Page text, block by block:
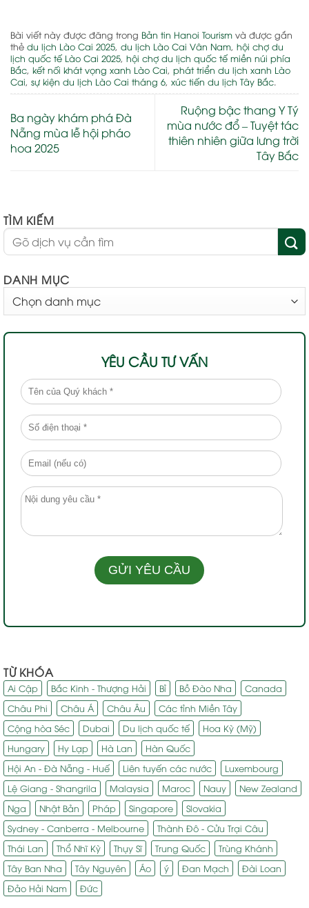
Bài viết này được đăng trong Bản tin Hanoi Tourism và được gắn
thẻ du lịch Lào Cai 2025, du lịch Lào Cai Vân Nam, hội chợ du
lịch quốc tế Lào Cai 2025, hội chợ du lịch quốc tế miền núi phía
Bắc, kết nối khát vọng xanh Lào Cai, phát triển du lịch xanh Lào
Cai, sự kiện du lịch Lào Cai tháng 6, xúc tiến du lịch Tây Bắc.
Ba ngày khám phá Đà
Nẵng mùa lễ hội pháo
hoa 2025
Ruộng bậc thang Y Tý
mùa nước đổ – Tuyệt tác
thiên nhiên giữa lưng trời
Tây Bắc
TÌM KIẾM
DANH MỤC
MỤC
YÊU CẦU TƯ VẤN
TỪ KHÓA
Ai Cập Bắc Kinh - Thượng Hải Bỉ Bồ Đào Nha
Canada
Châu Phi
Châu Á Châu Âu
Các tỉnh Miền Tây
Cộng hòa Séc
Dubai Du lịch quốc tế
Hoa Kỳ (Mỹ)
Hungary
Hy Lạp Hà Lan
Hàn Quốc
Hội An - Đà Nẵng - Huế
Liên tuyến các nước
Luxembourg
Lệ Giang - Shangrila
Malaysia Maroc Nauy
New Zealand
Nga
Nhật Bản Pháp Singapore
Slovakia
Sydney - Canberra - Melbourne
Thành Đô - Cửu Trại Câu
Thái Lan
Thổ Nhĩ Kỳ Thụy Sĩ Trung Quốc
Trùng Khánh
Tây Ban Nha
Tây Nguyên Áo ý Đan Mạch
Đài Loan
Đảo Hải Nam
Đức